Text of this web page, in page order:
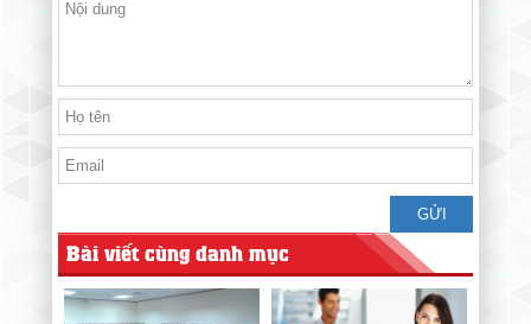
Bài viết cùng danh mục